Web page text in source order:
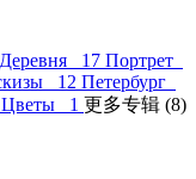
Деревня 17 Портрет
12 Петербург
Цветы 1 更多专辑 (8)